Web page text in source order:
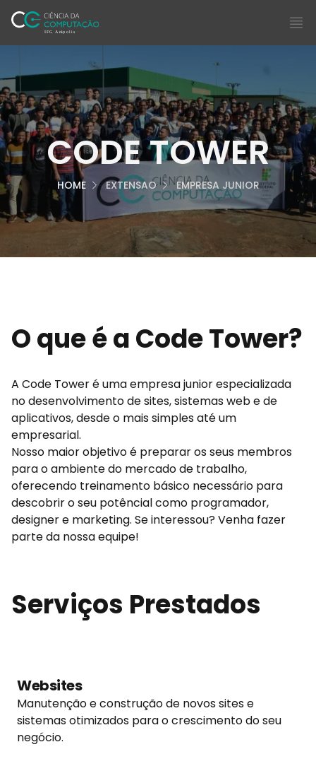
Ciência da Computação
CODE TOWER
HOME EXTENSAO EMPRESA JUNIOR
O que é a Code Tower?
A Code Tower é uma empresa junior especializada
no desenvolvimento de sites, sistemas web e de
aplicativos, desde o mais simples até um
empresarial.
Nosso maior objetivo é preparar os seus membros
para o ambiente do mercado de trabalho,
oferecendo treinamento básico necessário para
descobrir o seu potêncial como programador,
designer e marketing. Se interessou? Venha fazer
parte da nossa equipe!
Serviços Prestados
Websites
Manutenção e construção de novos sites e
sistemas otimizados para o crescimento do seu
negócio.